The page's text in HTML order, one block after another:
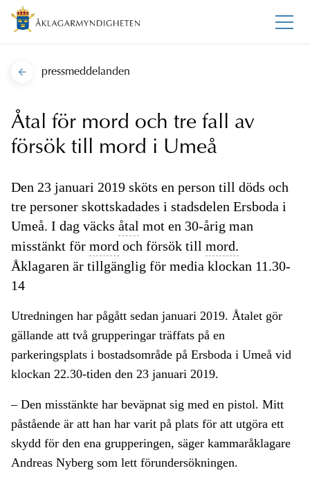
pressmeddelanden
Åtal för mord och tre fall av
försök till mord i Umeå
Den 23 januari 2019 sköts en person till döds och
tre personer skottskadades i stadsdelen Ersboda i
Umeå. I dag väcks åtal mot en 30-årig man
misstänkt för mord och försök till mord.
Åklagaren är tillgänglig för media klockan 11.30-
14
Utredningen har pågått sedan januari 2019. Åtalet gör
gällande att två grupperingar träffats på en
parkeringsplats i bostadsområde på Ersboda i Umeå vid
klockan 22.30-tiden den 23 januari 2019.
– Den misstänkte har beväpnat sig med en pistol. Mitt
påstående är att han har varit på plats för att utgöra ett
skydd för den ena grupperingen, säger kammaråklagare
Andreas Nyberg som lett förundersökningen.